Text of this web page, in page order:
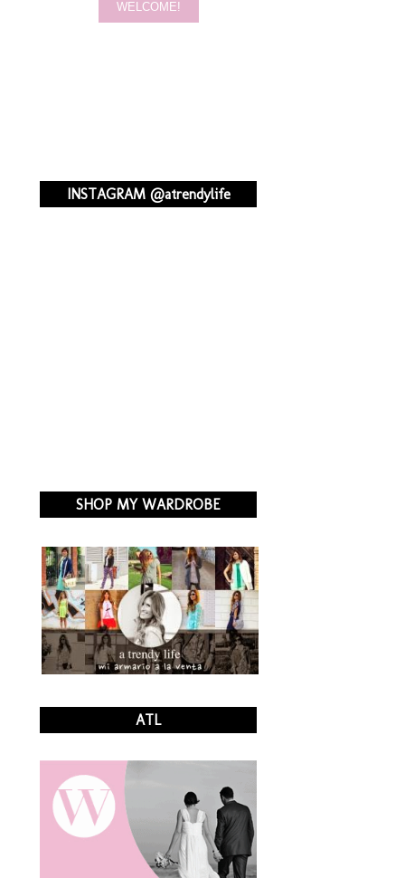
INSTAGRAM @atrendylife
SHOP MY WARDROBE
ATL